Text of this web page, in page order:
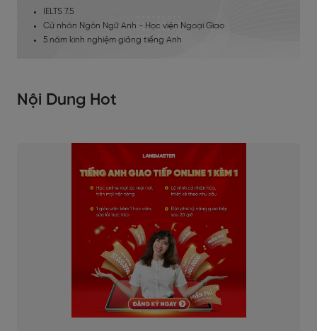
IELTS 7.5
Cử nhân Ngôn Ngữ Anh - Học viện Ngoại Giao
5 năm kinh nghiệm giảng tiếng Anh
Nội Dung Hot